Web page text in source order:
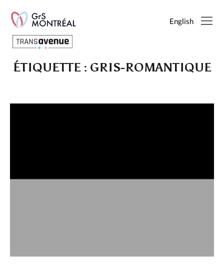
English
Français
English
Conditions d’utilisation
Nous contacter
ÉTIQUETTE : GRIS-ROMANTIQUE